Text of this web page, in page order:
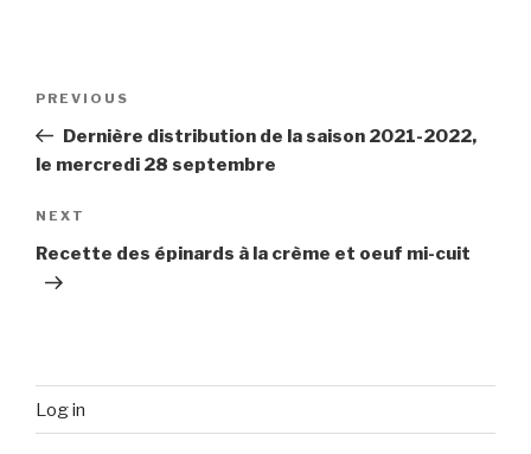
Previous
Post
PREVIOUS
Dernière distribution de la saison 2021-2022,
le mercredi 28 septembre
Next
Post
NEXT
Recette des épinards à la crème et oeuf mi-cuit
Log in